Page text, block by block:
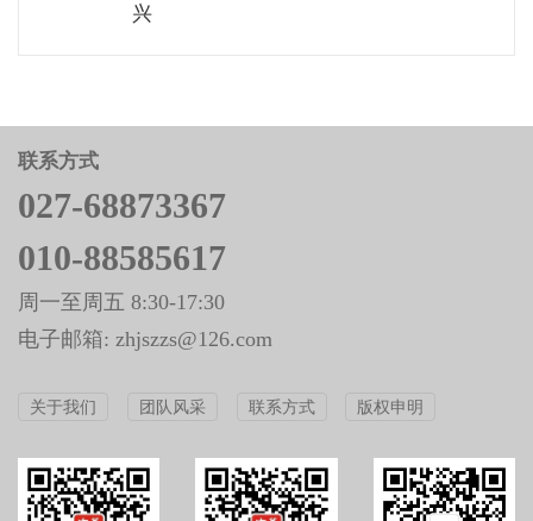
兴
联系方式
027-68873367
010-88585617
周一至周五 8:30-17:30
电子邮箱: zhjszzs@126.com
关于我们 团队风采 联系方式 版权申明